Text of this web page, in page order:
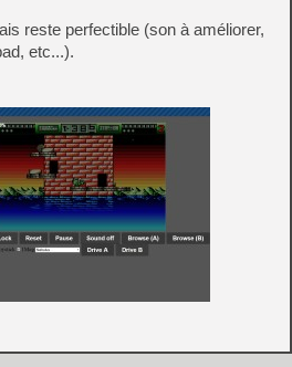
reste perfectible (son à améliorer,
etc...).